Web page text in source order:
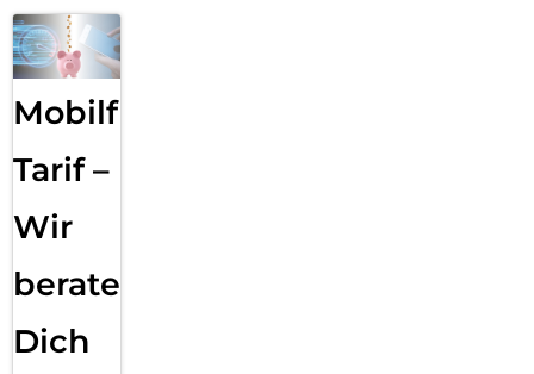
Mobilfunk
Tarif –
Wir
beraten
Dich